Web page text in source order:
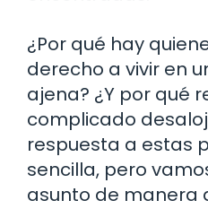
¿Por qué hay
derecho a vivir en
ajena? ¿Y por qué
complicado
respuesta a estas
sencilla, pero
asunto de manera